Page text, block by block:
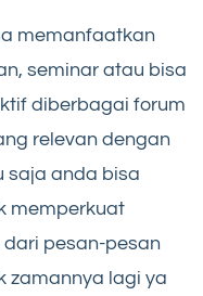
memanfaatkan
seminar atau bisa
diberbagai forum
relevan dengan
saja anda bisa
memperkuat
pesan-pesan
zamannya lagi ya